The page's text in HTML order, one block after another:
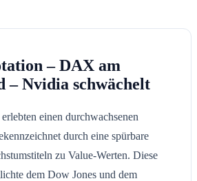
– DAX am
– Nvidia schwächelt
einen durchwachsenen
durch eine spürbare
zu Value-Werten. Diese
dem Dow Jones und dem